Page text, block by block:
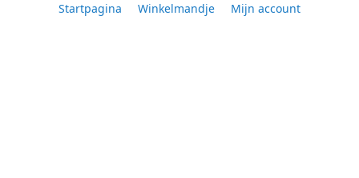
Startpagina Winkelmandje Mijn account